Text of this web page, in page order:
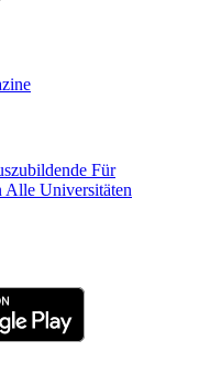
Für
Alle Universitäten